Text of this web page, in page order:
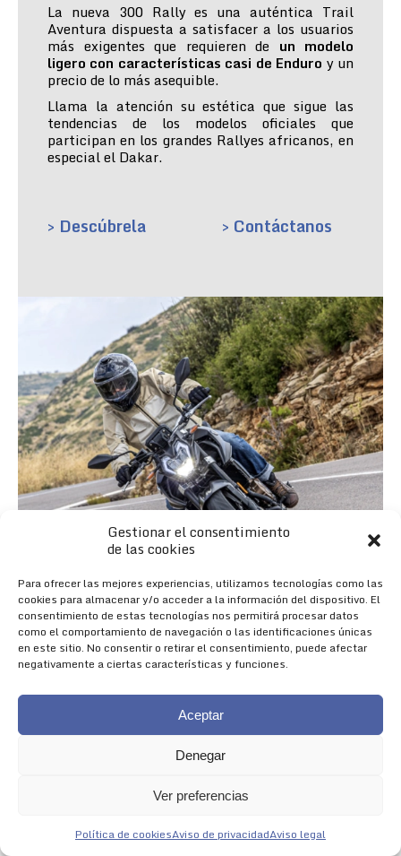
Gestionar el consentimiento
de las cookies
Para ofrecer las mejores experiencias, utilizamos tecnologías como las
cookies para almacenar y/o acceder a la información del dispositivo. El
consentimiento de estas tecnologías nos permitirá procesar datos
como el comportamiento de navegación o las identificaciones únicas
en este sitio. No consentir o retirar el consentimiento, puede afectar
negativamente a ciertas características y funciones.
Aceptar
Denegar
Ver preferencias
Política de cookiesAviso de privacidadAviso legal
La nueva 300 Rally es una auténtica Trail
Aventura dispuesta a satisfacer a los usuarios
más exigentes que requieren de un modelo
ligero con características casi de Enduro y un
precio de lo más asequible.
Llama la atención su estética que sigue las
tendencias de los modelos oficiales que
participan en los grandes Rallyes africanos, en
especial el Dakar.
> Descúbrela > Contáctanos
NACIDA PARA IMPRESIONAR